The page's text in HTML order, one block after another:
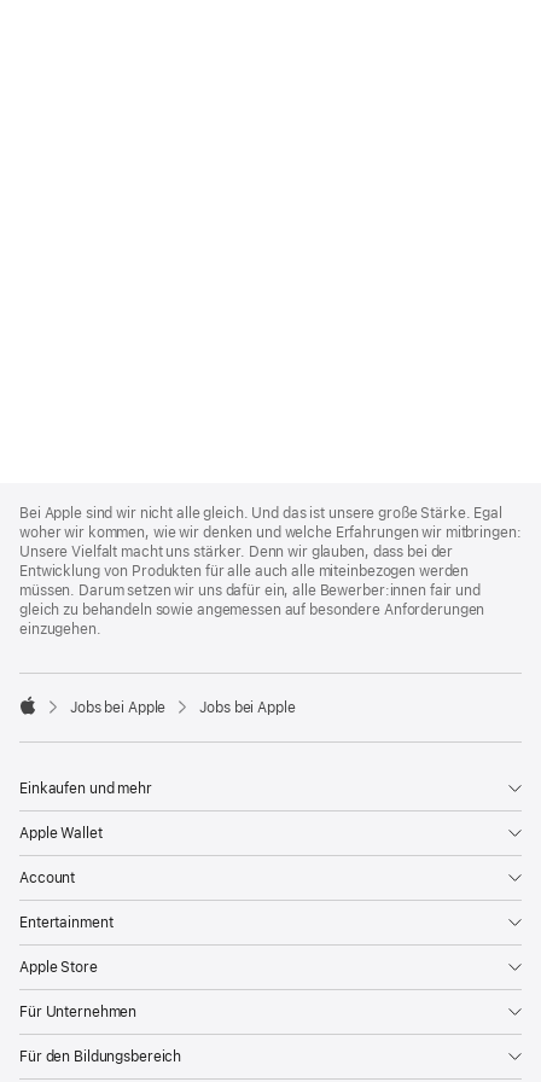
Footer
Bei Apple sind wir nicht alle gleich. Und das ist unsere große Stärke. Egal
woher wir kommen, wie wir denken und welche Erfahrungen wir mitbringen:
Unsere Vielfalt macht uns stärker. Denn wir glauben, dass bei der
Entwicklung von Produkten für alle auch alle miteinbezogen werden
müssen. Darum setzen wir uns dafür ein, alle Bewerber:innen fair und
gleich zu behandeln sowie angemessen auf besondere Anforderungen
einzugehen.

Jobs bei Apple Jobs bei Apple
Einkaufen und mehr
Apple Wallet
Account
Entertainment
Apple Store
Für Unternehmen
Für den Bildungsbereich